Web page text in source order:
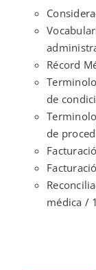
Récord
de
de
médica /